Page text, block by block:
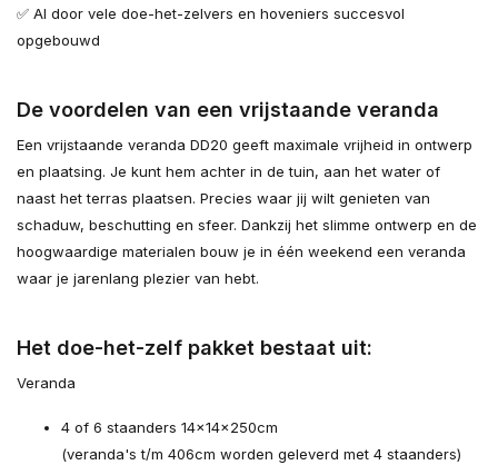
✅ Al door vele doe-het-zelvers en hoveniers succesvol
opgebouwd
De voordelen van een vrijstaande veranda
Een vrijstaande veranda DD20 geeft maximale vrijheid in ontwerp
en plaatsing. Je kunt hem achter in de tuin, aan het water of
naast het terras plaatsen. Precies waar jij wilt genieten van
schaduw, beschutting en sfeer. Dankzij het slimme ontwerp en de
hoogwaardige materialen bouw je in één weekend een veranda
waar je jarenlang plezier van hebt.
Het doe-het-zelf pakket bestaat uit:
Veranda
4 of 6 staanders 14×14×250cm
(veranda's t/m 406cm worden geleverd met 4 staanders)